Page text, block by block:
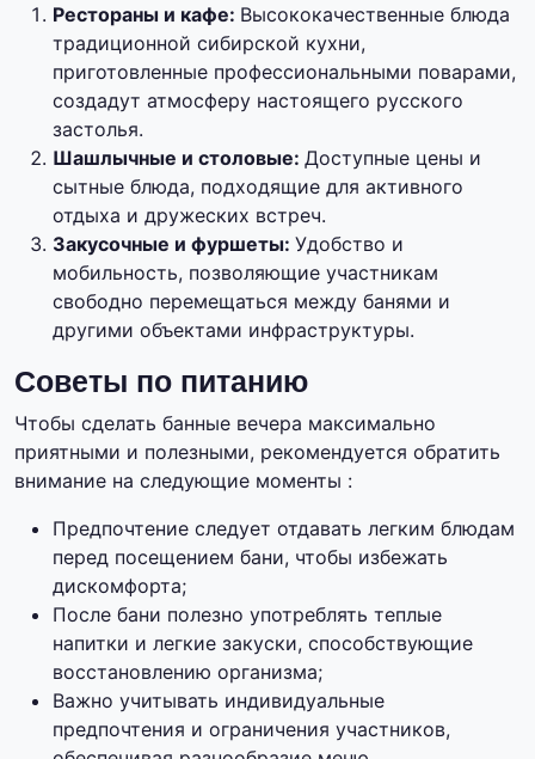
Рестораны и кафе: Высококачественные блюда
традиционной сибирской кухни,
приготовленные профессиональными поварами,
создадут атмосферу настоящего русского
застолья.
Шашлычные и столовые: Доступные цены и
сытные блюда, подходящие для активного
отдыха и дружеских встреч.
Закусочные и фуршеты: Удобство и
мобильность, позволяющие участникам
свободно перемещаться между банями и
другими объектами инфраструктуры.
Советы по питанию
Чтобы сделать банные вечера максимально
приятными и полезными, рекомендуется обратить
внимание на следующие моменты :
Предпочтение следует отдавать легким блюдам
перед посещением бани, чтобы избежать
дискомфорта;
После бани полезно употреблять теплые
напитки и легкие закуски, способствующие
восстановлению организма;
Важно учитывать индивидуальные
предпочтения и ограничения участников,